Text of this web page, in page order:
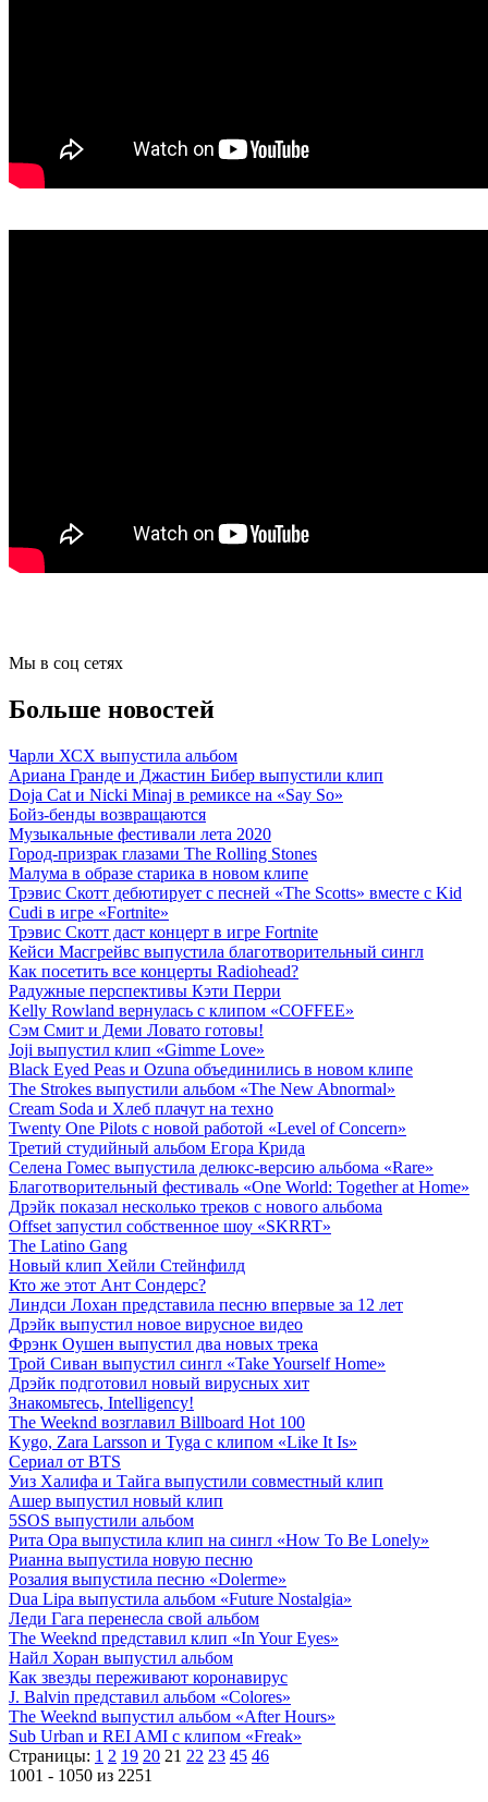
Мы в соц сетях
Больше новостей
Чарли ХСХ выпустила альбом
Ариана Гранде и Джастин Бибер выпустили клип
Doja Cat и Nicki Minaj в ремиксе на «Say So»
Бойз-бенды возвращаются
Музыкальные фестивали лета 2020
Город-призрак глазами The Rolling Stones
Малума в образе старика в новом клипе
Трэвис Скотт дебютирует с песней «The Scotts» вместе с Kid
Cudi в игре «Fortnite»
Трэвис Скотт даст концерт в игре Fortnite
Кейси Масгрейвс выпустила благотворительный сингл
Как посетить все концерты Radiohead?
Радужные перспективы Кэти Перри
Kelly Rowland вернулась с клипом «COFFEE»
Сэм Смит и Деми Ловато готовы!
Joji выпустил клип «Gimme Love»
Black Eyed Peas и Ozuna объединились в новом клипе
The Strokes выпустили альбом «The New Abnormal»
Cream Soda и Хлеб плачут на техно
Twenty One Pilots с новой работой «Level of Concern»
Третий студийный альбом Егора Крида
Селена Гомес выпустила делюкс-версию альбома «Rare»
Благотворительный фестиваль «One World: Together at Home»
Дрэйк показал несколько треков с нового альбома
Offset запустил собственное шоу «SKRRT»
The Latino Gang
Новый клип Хейли Стейнфилд
Кто же этот Ант Сондерс?
Линдси Лохан представила песню впервые за 12 лет
Дрэйк выпустил новое вирусное видео
Фрэнк Оушен выпустил два новых трека
Трой Сиван выпустил сингл «Take Yourself Home»
Дрэйк подготовил новый вирусных хит
Знакомьтесь, Intelligency!
The Weeknd возглавил Billboard Hot 100
Kygo, Zara Larsson и Tyga с клипом «Like It Is»
Сериал от BTS
Уиз Халифа и Тайга выпустили совместный клип
Ашер выпустил новый клип
5SOS выпустили альбом
Рита Ора выпустила клип на сингл «How To Be Lonely»
Рианна выпустила новую песню
Розалия выпустила песню «Dolerme»
Dua Lipa выпустила альбом «Future Nostalgia»
Леди Гага перенесла свой альбом
The Weeknd представил клип «In Your Eyes»
Найл Хоран выпустил альбом
Как звезды переживают коронавирус
J. Balvin представил альбом «Colores»
The Weeknd выпустил альбом «After Hours»
Sub Urban и REI AMI с клипом «Freak»
Страницы: 1 2 19 20 21 22 23 45 46
1001 - 1050 из 2251